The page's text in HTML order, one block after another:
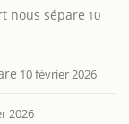
nous sépare 10
10 février 2026
2026